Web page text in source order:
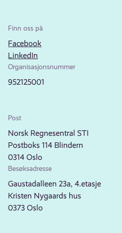
Finn oss på
Facebook
LinkedIn
Organisasjonsnummer
952125001
Post
Norsk Regnesentral STI
Postboks 114 Blindern
0314 Oslo
Besøksadresse
Gaustadalleen 23a, 4.etasje
Kristen Nygaards hus
0373 Oslo